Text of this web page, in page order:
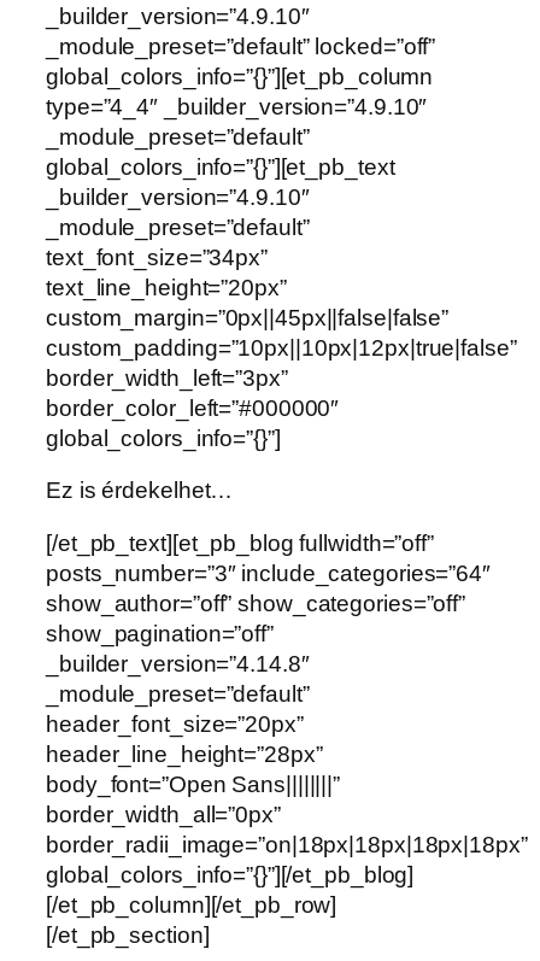
_builder_version=”4.9.10″
_module_preset=”default” locked=”off”
global_colors_info=”{}”][et_pb_column
type=”4_4″ _builder_version=”4.9.10″
_module_preset=”default”
global_colors_info=”{}”][et_pb_text
_builder_version=”4.9.10″
_module_preset=”default”
text_font_size=”34px”
text_line_height=”20px”
custom_margin=”0px||45px||false|false”
custom_padding=”10px||10px|12px|true|false”
border_width_left=”3px”
border_color_left=”#000000″
global_colors_info=”{}”]
Ez is érdekelhet…
[/et_pb_text][et_pb_blog fullwidth=”off”
posts_number=”3″ include_categories=”64″
show_author=”off” show_categories=”off”
show_pagination=”off”
_builder_version=”4.14.8″
_module_preset=”default”
header_font_size=”20px”
header_line_height=”28px”
body_font=”Open Sans||||||||”
border_width_all=”0px”
border_radii_image=”on|18px|18px|18px|18px”
global_colors_info=”{}”][/et_pb_blog]
[/et_pb_column][/et_pb_row]
[/et_pb_section]